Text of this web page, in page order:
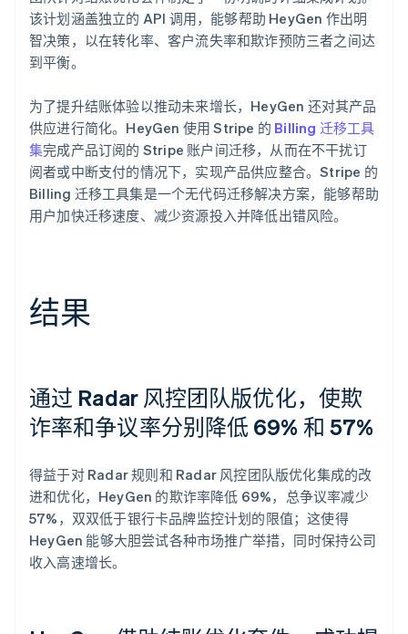
该计划涵盖独立的 API 调用，能够帮助 HeyGen 作出明
智决策，以在转化率、客户流失率和欺诈预防三者之间达
到平衡。
为了提升结账体验以推动未来增长，HeyGen 还对其产品
供应进行简化。HeyGen 使用 Stripe 的 Billing 迁移工具
集完成产品订阅的 Stripe 账户间迁移，从而在不干扰订
阅者或中断支付的情况下，实现产品供应整合。Stripe 的
Billing 迁移工具集是一个无代码迁移解决方案，能够帮助
用户加快迁移速度、减少资源投入并降低出错风险。
结果
通过 Radar 风控团队版优化，使欺
诈率和争议率分别降低 69% 和 57%
得益于对 Radar 规则和 Radar 风控团队版优化集成的改
进和优化，HeyGen 的欺诈率降低 69%，总争议率减少
57%，双双低于银行卡品牌监控计划的限值；这使得
HeyGen 能够大胆尝试各种市场推广举措，同时保持公司
收入高速增长。